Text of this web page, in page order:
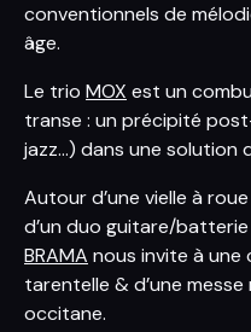
conventionnels de
âge.
Le trio MOX est un
transe : un précipité
jazz...) dans une solution
Autour d’une vielle à
d’un duo guitare/
BRAMA nous invite à une
tarentelle & d’une messe
occitane.